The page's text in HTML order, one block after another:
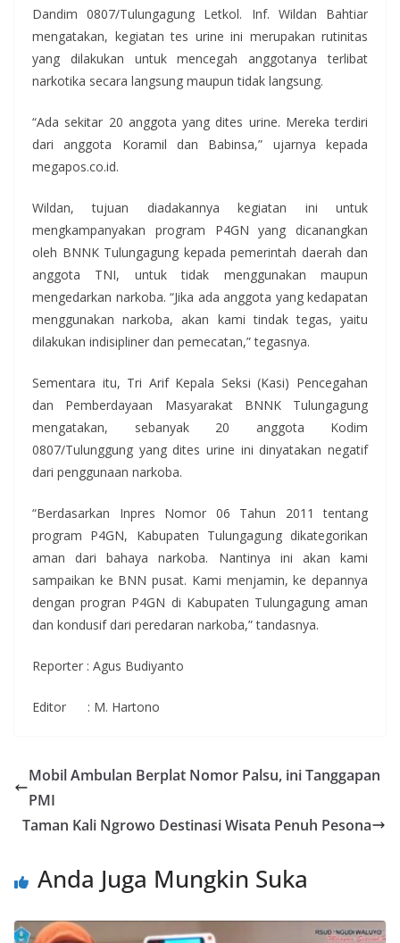
Dandim 0807/Tulungagung Letkol. Inf. Wildan Bahtiar
mengatakan, kegiatan tes urine ini merupakan rutinitas
yang dilakukan untuk mencegah anggotanya terlibat
narkotika secara langsung maupun tidak langsung.
“Ada sekitar 20 anggota yang dites urine. Mereka terdiri
dari anggota Koramil dan Babinsa,” ujarnya kepada
megapos.co.id.
Wildan, tujuan diadakannya kegiatan ini untuk
mengkampanyakan program P4GN yang dicanangkan
oleh BNNK Tulungagung kepada pemerintah daerah dan
anggota TNI, untuk tidak menggunakan maupun
mengedarkan narkoba. “Jika ada anggota yang kedapatan
menggunakan narkoba, akan kami tindak tegas, yaitu
dilakukan indisipliner dan pemecatan,” tegasnya.
Sementara itu, Tri Arif Kepala Seksi (Kasi) Pencegahan
dan Pemberdayaan Masyarakat BNNK Tulungagung
mengatakan, sebanyak 20 anggota Kodim
0807/Tulunggung yang dites urine ini dinyatakan negatif
dari penggunaan narkoba.
“Berdasarkan Inpres Nomor 06 Tahun 2011 tentang
program P4GN, Kabupaten Tulungagung dikategorikan
aman dari bahaya narkoba. Nantinya ini akan kami
sampaikan ke BNN pusat. Kami menjamin, ke depannya
dengan progran P4GN di Kabupaten Tulungagung aman
dan kondusif dari peredaran narkoba,” tandasnya.
Reporter : Agus Budiyanto
Editor : M. Hartono
Mobil Ambulan Berplat Nomor Palsu, ini Tanggapan
PMI
Taman Kali Ngrowo Destinasi Wisata Penuh Pesona
Anda Juga Mungkin Suka